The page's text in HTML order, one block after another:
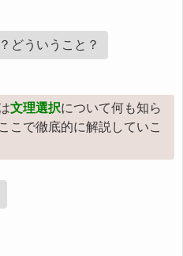
どういうこと？
文理選択について何も知ら
こで徹底的に解説していこ